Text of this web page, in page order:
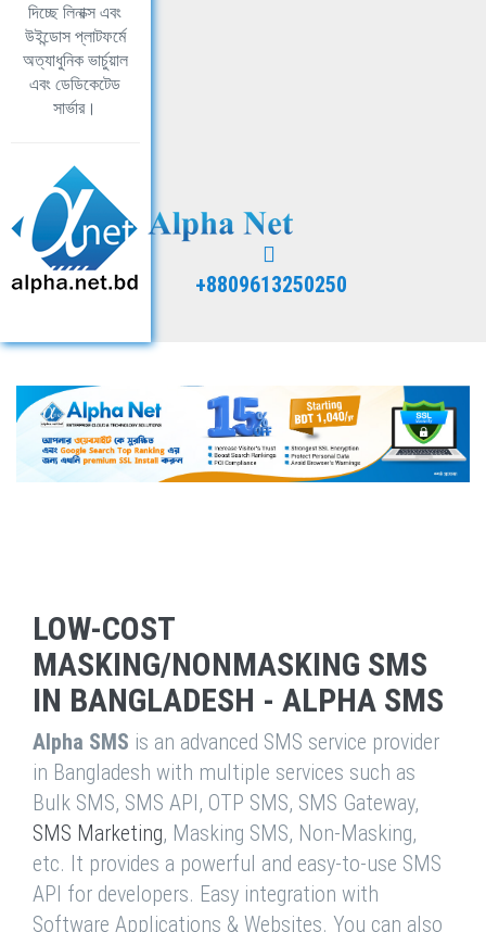
দিচ্ছে লিনাক্স এবং
উইন্ডোস প্লাটফর্মে
অত্যাধুনিক ভার্চুয়াল
এবং ডেডিকেটেড
সার্ভার।
+8809613250250
LOW-COST
MASKING/NONMASKING SMS
IN BANGLADESH - ALPHA SMS
Alpha SMS is an advanced SMS service provider
in Bangladesh with multiple services such as
Bulk SMS, SMS API, OTP SMS, SMS Gateway,
SMS Marketing, Masking SMS, Non-Masking,
etc. It provides a powerful and easy-to-use SMS
API for developers. Easy integration with
Software Applications & Websites. You can also